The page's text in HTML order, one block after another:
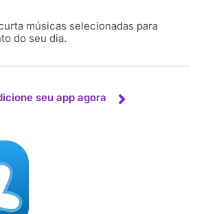
músicas selecionadas para
do seu dia.
seu app agora